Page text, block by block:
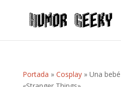
Portada » Cosplay» Una